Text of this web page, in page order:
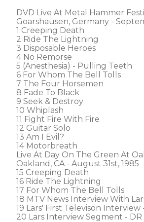
DVD Live At Metal Hammer
Goarshausen, Germany -
1 Creeping Death
2 Ride The Lightning
3 Disposable Heroes
4 No Remorse
5 (Anesthesia) - Pulling Teeth
6 For Whom The Bell Tolls
7 The Four Horsemen
8 Fade To Black
9 Seek & Destroy
10 Whiplash
11 Fight Fire With Fire
12 Guitar Solo
13 Am I Evil?
14 Motorbreath
Live At Day On The Green At
Oakland, CA - August 31st, 1985
15 Creeping Death
16 Ride The Lightning
17 For Whom The Bell Tolls
18 MTV News Interview With
19 Lars' First Televison Interview
20 Lars Interview Segment - DR